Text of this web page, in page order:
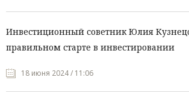
Инвестиционный советник Юлия
правильном старте в инвестировании
18 июня 2024 / 11:06